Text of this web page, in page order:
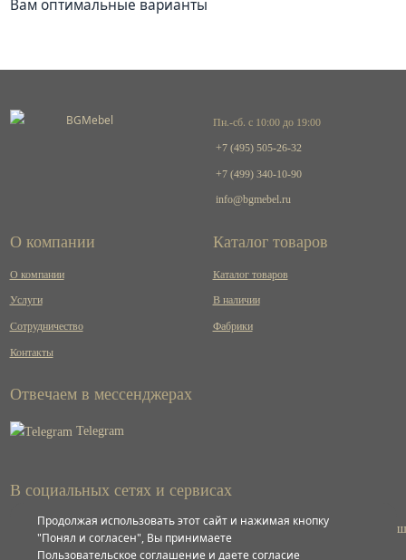
Вам оптимальные варианты
Пн.-сб. с 10:00 до 19:00
+7 (495) 505-26-32
+7 (499) 340-10-90
info@bgmebel.ru
О компании
О компании
Услуги
Сотрудничество
Контакты
Каталог товаров
Каталог товаров
В наличии
Фабрики
Отвечаем в мессенджерах
Telegram
В социальных сетях и сервисах
ВКонтакте
Продолжая использовать этот сайт и нажимая кнопку
"Понял и согласен", Вы принимаете
Пользовательское соглашение и даете согласие